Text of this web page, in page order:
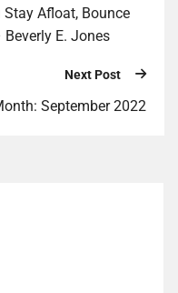
Afloat, Bounce
E. Jones
Next Post
September 2022